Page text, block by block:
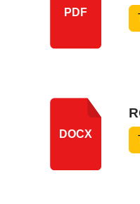
PDF
DOCX